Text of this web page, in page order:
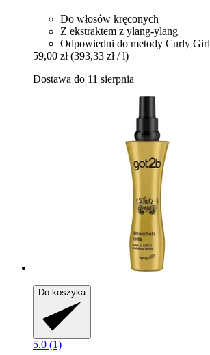
Do włosów kręconych
Z ekstraktem z ylang-ylang
Odpowiedni do metody Curly Girl
59,00 zł (393,33 zł / l)
Dostawa do 11 sierpnia
Do koszyka
5.0 (1)